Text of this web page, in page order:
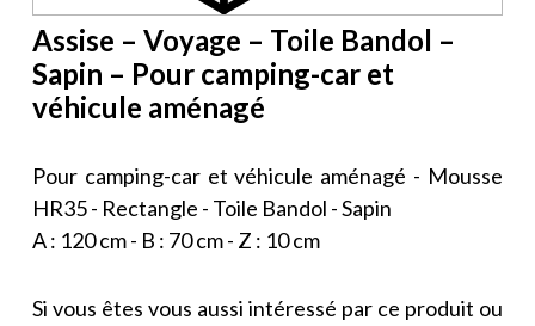
Assise – Voyage – Toile Bandol –
Sapin – Pour camping-car et
véhicule aménagé
Pour camping-car et véhicule aménagé - Mousse
HR35 - Rectangle - Toile Bandol - Sapin
A : 120 cm - B : 70 cm - Z : 10 cm
Si vous êtes vous aussi intéressé par ce produit ou